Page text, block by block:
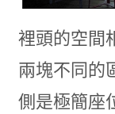
裡頭的空間
兩塊不同的
側是極簡座